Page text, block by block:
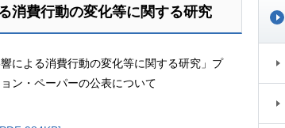
消費行動の変化等に関する研究
による消費行動の変化等に関する研究」プ
ン・ペーパーの公表について